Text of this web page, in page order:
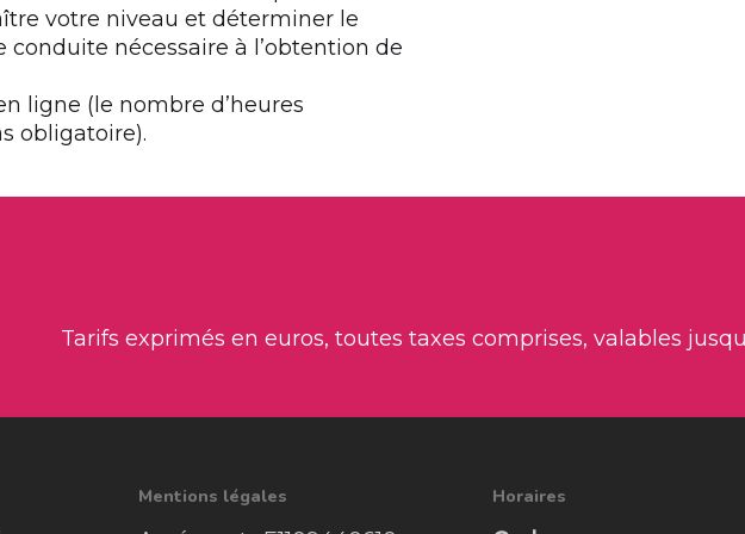
votre niveau et déterminer le
conduite nécessaire à l’obtention de
ligne (le nombre d’heures
obligatoire).
Tarifs exprimés en euros, toutes taxes comprises, valables
Mentions légales Horaires